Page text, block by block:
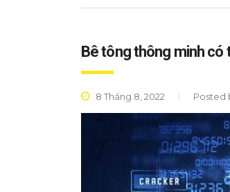
Bê tông thông minh có
8 Tháng 8, 2022 Posted